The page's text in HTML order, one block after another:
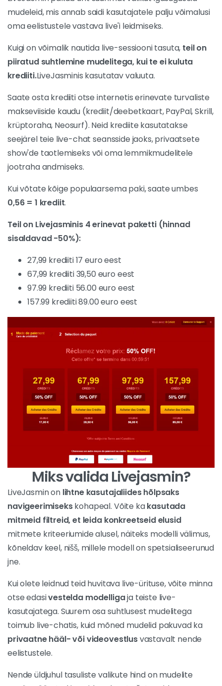
mudeleid, mis annab saidi kasutajatele palju võimalusi
oma eelistustele vastava live'i leidmiseks.
Kuigi on võimalik nautida live-sessiooni tasuta, teil on
piiratud suhtlemine mudelitega, kui te ei kuluta
krediiti.LiveJasminis kasutatav valuuta.
Saate osta krediiti otse internetis erinevate turvaliste
makseviiside kaudu (krediit/deebetkaart, PayPal, Skrill,
krüptoraha, Neosurf). Neid krediite kasutatakse
seejärel teie live-chat seansside jaoks, privaatsete
show'de taotlemiseks või oma lemmikmudelitele
jootraha andmiseks.
Kui võtate kõige populaarsema paki, saate umbes
0,56 = 1 krediit.
Teil on Livejasminis 4 erinevat paketti (hinnad
sisaldavad -50%):
27,99 krediiti 17 euro eest
67,99 krediiti 39,50 euro eest
97.99 krediiti 56.00 euro eest
157.99 krediiti 89.00 euro eest
Miks valida Livejasmin?
LiveJasmin on lihtne kasutajaliides hõlpsaks
navigeerimisekskohapeal. Võite kakasutada
mitmeid filtreid, et leida konkreetseid elusid
mitmete kriteeriumide alusel, näiteks modelli välimus,
kõneldav keel, nišš, millele modell on spetsialiseerunud
jne.
Kui olete leidnud teid huvitava live-ürituse, võite minna
otse edasivestelda modelligaja teiste live-
kasutajatega. Suurem osa suhtlusest mudelitega
toimub live-chatis, kuid mõned mudelid pakuvad ka
privaatne hääl- või videovestlusvastavalt nende
eelistustele.
Nende üldjuhul tasuliste valikute hind on mudelite